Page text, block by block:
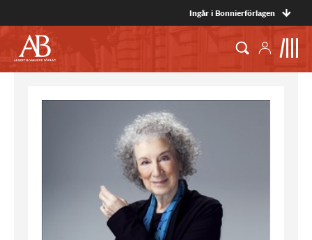
Ingår i Bonnierförlagen